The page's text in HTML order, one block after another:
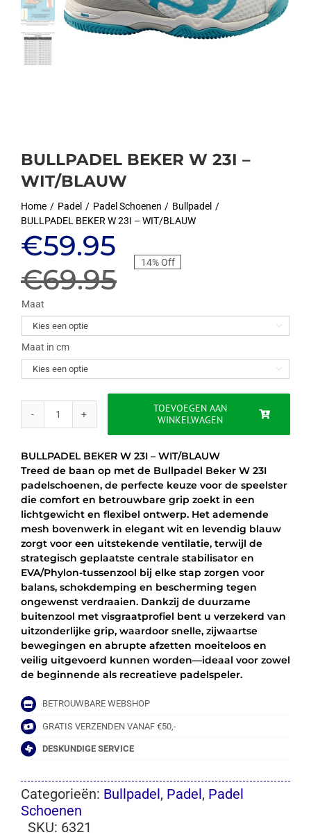
BULLPADEL BEKER W 23I –
WIT/BLAUW
Home Padel Padel Schoenen
Bullpadel
BULLPADEL BEKER W 23I – WIT/BLAUW
€69.95
Oorspronkelijke
prijs
was:
€69.95.
€59.95
Huidige
prijs
is:
€59.95.
14% Off
Maat

Maat in cm

BULLPADEL
23I
WIT/BLAUW
aantal
TOEVOEGEN AAN
WINKELWAGEN
BULLPADEL BEKER W 23I – WIT/BLAUW
Treed de baan op met de Bullpadel Beker W 23I
padelschoenen, de perfecte keuze voor de speelster
die comfort en betrouwbare grip zoekt in een
lichtgewicht en flexibel ontwerp. Het ademende
mesh bovenwerk in elegant wit en levendig blauw
zorgt voor een uitstekende ventilatie, terwijl de
strategisch geplaatste centrale stabilisator en
EVA/Phylon-tussenzool bij elke stap zorgen voor
balans, schokdemping en bescherming tegen
ongewenst verdraaien. Dankzij de duurzame
buitenzool met visgraatprofiel bent u verzekerd van
uitzonderlijke grip, waardoor snelle, zijwaartse
bewegingen en abrupte afzetten moeiteloos en
veilig uitgevoerd kunnen worden—ideaal voor zowel
de beginnende als recreatieve padelspeler.
BETROUWBARE WEBSHOP
GRATIS VERZENDEN VANAF €50,-
DESKUNDIGE SERVICE
Categorieën: Bullpadel, Padel, Padel
Schoenen
SKU: 6321